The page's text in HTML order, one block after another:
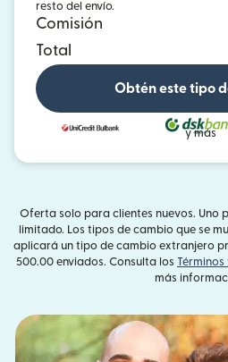
resto del envío.
Comisión
Total
Obtén este tipo
y más
Oferta solo para clientes nuevos. Uno
limitado. Los tipos de cambio que se
aplicará un tipo de cambio extranjero
500.00 enviados. Consulta los Términos
más